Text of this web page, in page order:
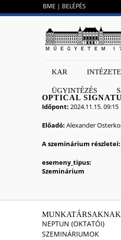
BME | BELÉPÉS
KAR
ÜGYINTÉZÉS
OPTICAL
Időpont: 2024.11.15. 09:15
Előadó: Alexander
A szeminárium részletei:
esemeny_tipus:
Szeminárium
MUNKATÁRSAKNAK
NEPTUN (OKTATÓI)
SZEMINÁRIUMOK